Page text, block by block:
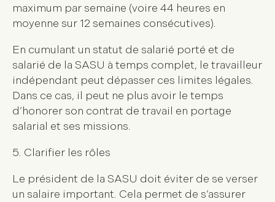
maximum par semaine (voire 44 heures en
moyenne sur 12 semaines consécutives).
En cumulant un statut de salarié porté et de
salarié de la SASU à temps complet, le travailleur
indépendant peut dépasser ces limites légales.
Dans ce cas, il peut ne plus avoir le temps
d’honorer son contrat de travail en portage
salarial et ses missions.
5. Clarifier les rôles
Le président de la SASU doit éviter de se verser
un salaire important. Cela permet de s’assurer